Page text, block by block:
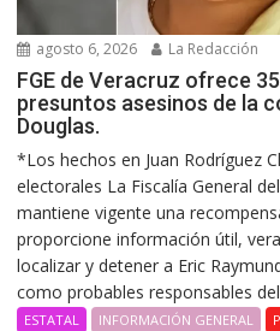
agosto 6, 2026 La Redacción
FGE de Veracruz ofrece
presuntos asesinos de la
Douglas.
*Los hechos en Juan Rodríguez
electorales La Fiscalía General
mantiene vigente una
proporcione información útil,
localizar y detener a Eric
como probables responsables
ESTATAL INFORMACIÓN GENERAL